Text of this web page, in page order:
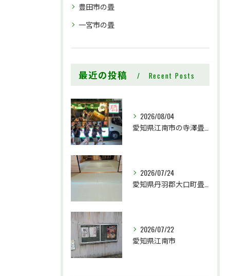
豊田市の畳
一宮市の畳
最近の投稿 Recent Posts
2026/08/04
2026/07/24
2026/07/22
愛知県江南市